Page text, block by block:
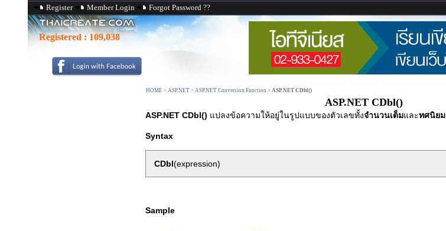
Register Member Login Forgot Password ??
Registered : 109,038
HOME > ASP.NET > ASP.NET Conversion Function > ASP.NET CDbl()
ASP.NET CDbl()
ASP.NET CDbl() แปลงข้อความให้อยู่ในรูปแบบของตัวเลขทั้งจำนวนเต็มและทศนิยม
Syntax
CDbl(expression)
Sample